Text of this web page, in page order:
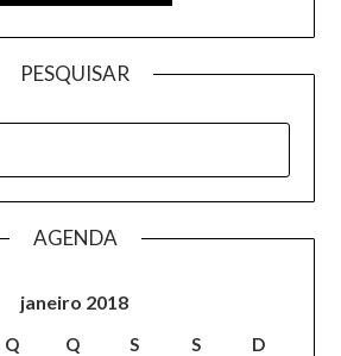
PESQUISAR
AGENDA
janeiro 2018
Q Q S S
D